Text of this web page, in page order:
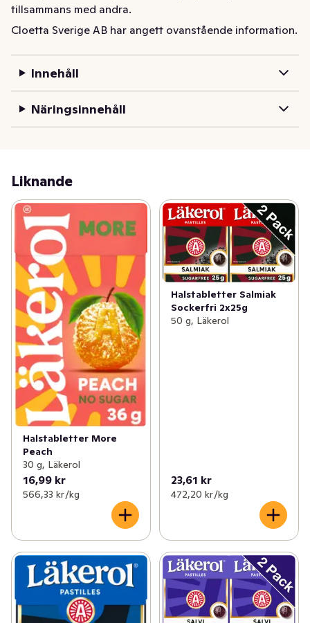
tillsammans med andra.
Den är tjockare, mjukare och mer chewy för att
ännu mer smak. Läkerol är nu MORE.
Pastillen är vegansk och utan socker.
Cloetta Sverige AB har angett ovanstående information.
Innehåll
Näringsinnehåll
Liknande
Halstabletter More
Peach
30 g, Läkerol
16,99 kr
566,33 kr /kg
Halstabletter Salmiak
Sockerfri 2x25g
50 g, Läkerol
23,61 kr
472,20 kr /kg